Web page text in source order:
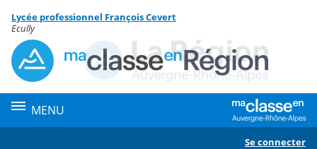
Menu de la rubrique
Contenu
Lycée professionnel François Cevert
Ecully
MENU
Se connecter